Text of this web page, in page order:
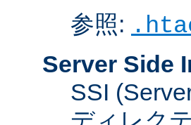
参照:
Server Side
SSI